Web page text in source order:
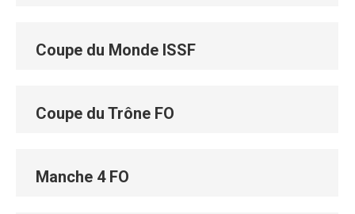
Coupe du Monde ISSF
Coupe du Trône FO
Manche 4 FO